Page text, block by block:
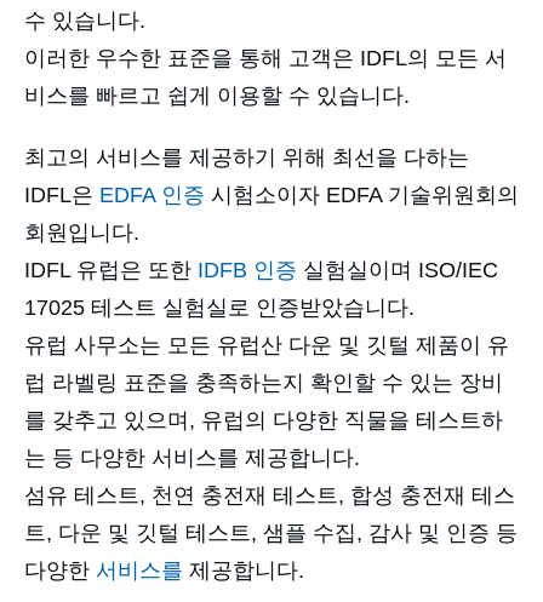
수 있습니다.
이러한 우수한 표준을 통해 고객은 IDFL의 모든 서
비스를 빠르고 쉽게 이용할 수 있습니다.
최고의 서비스를 제공하기 위해 최선을 다하는
IDFL은 EDFA 인증 시험소이자 EDFA 기술위원회의
회원입니다.
IDFL 유럽은 또한 IDFB 인증 실험실이며 ISO/IEC
17025 테스트 실험실로 인증받았습니다.
유럽 사무소는 모든 유럽산 다운 및 깃털 제품이 유
럽 라벨링 표준을 충족하는지 확인할 수 있는 장비
를 갖추고 있으며, 유럽의 다양한 직물을 테스트하
는 등 다양한 서비스를 제공합니다.
섬유 테스트, 천연 충전재 테스트, 합성 충전재 테스
트, 다운 및 깃털 테스트, 샘플 수집, 감사 및 인증 등
다양한 서비스를 제공합니다.